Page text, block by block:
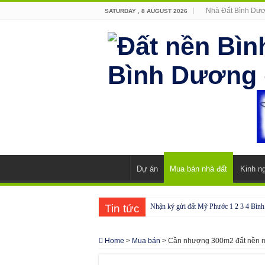
SATURDAY , 8 AUGUST 2026 Nhà Đất Bình
Dự án Mua bán nhà đất Kinh
Tin tức Nhận ký gửi đất Mỹ Phước 1 2 3 4
Phòng công chứng tại Chơn Thành –
Home > Mua bán > Cần nhượng 300m2 đất nền